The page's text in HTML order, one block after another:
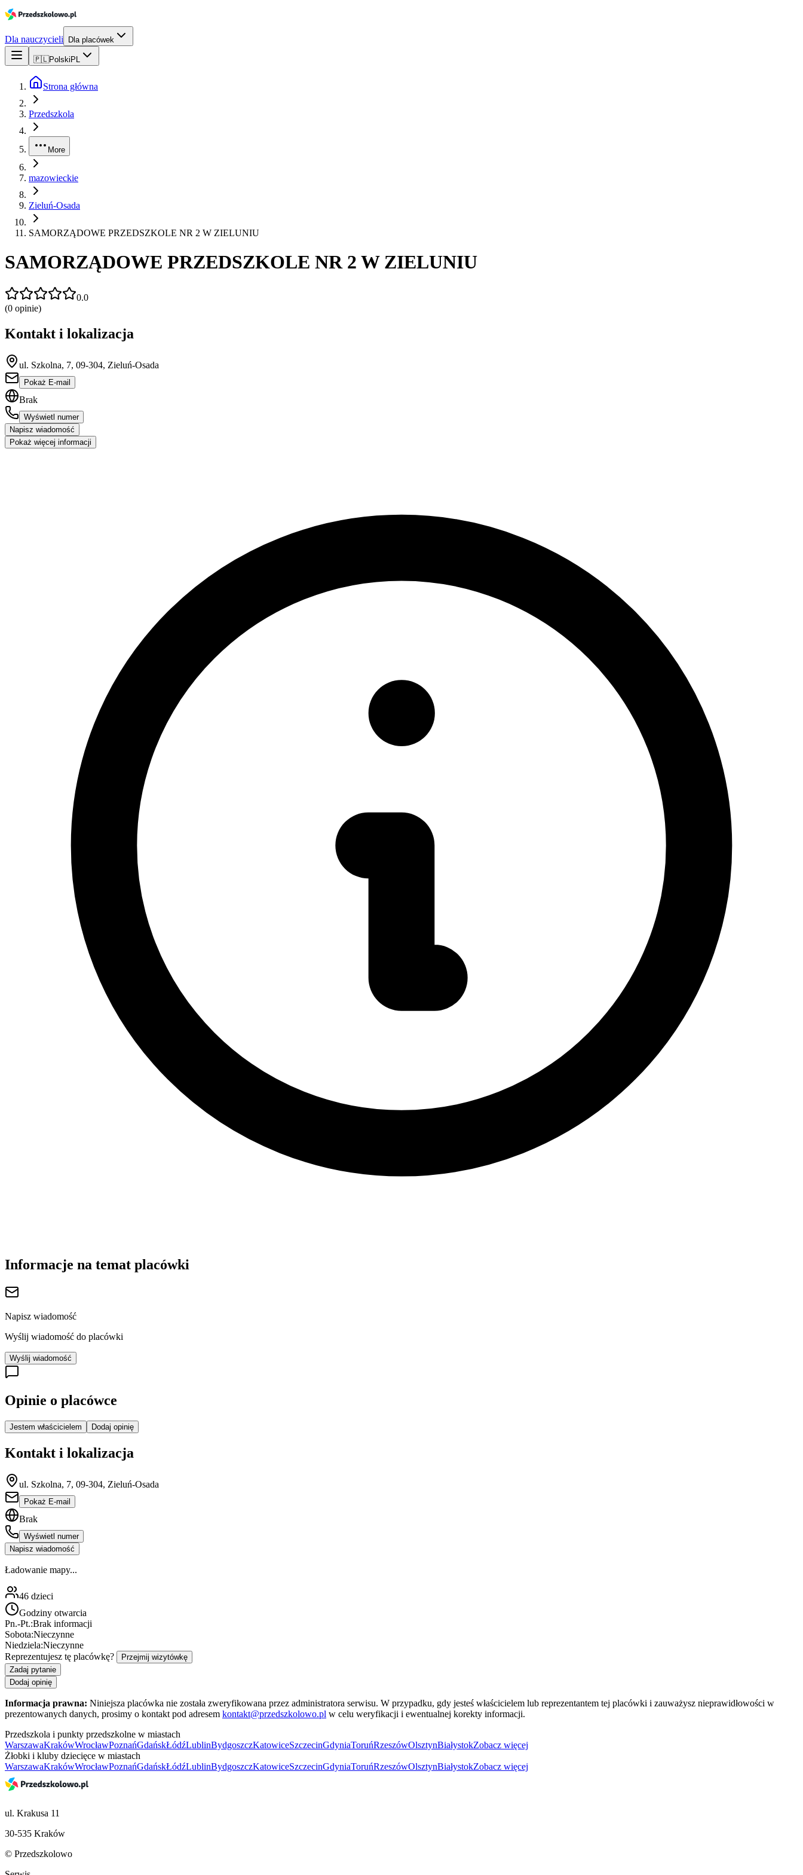
Dla nauczycieli Dla placówek
🇵🇱Polski PL
Strona główna
Przedszkola
More
mazowieckie
Zieluń-Osada
SAMORZĄDOWE PRZEDSZKOLE NR 2 W ZIELUNIU
SAMORZĄDOWE PRZEDSZKOLE NR 2 W ZIELUNIU
0.0
(0 opinie)
Kontakt i lokalizacja
ul. Szkolna, 7, 09-304, Zieluń-Osada
Pokaż E-mail
Brak
Wyświetl numer
Napisz wiadomość
Pokaż więcej informacji
Informacje na temat placówki
Napisz wiadomość
Wyślij wiadomość do placówki
Wyślij wiadomość
Opinie o placówce
Jestem właścicielem Dodaj opinię
Kontakt i lokalizacja
ul. Szkolna, 7, 09-304, Zieluń-Osada
Pokaż E-mail
Brak
Wyświetl numer
Napisz wiadomość
Ładowanie mapy...
46 dzieci
Godziny otwarcia
Pn.-Pt.:Brak informacji
Sobota:Nieczynne
Niedziela:Nieczynne
Reprezentujesz tę placówkę?
Przejmij wizytówkę
Zadaj pytanie
Dodaj opinię
Informacja prawna: Niniejsza placówka nie została zweryfikowana przez administratora serwisu. W przypadku, gdy jesteś właścicielem lub reprezentantem tej placówki i zauważysz nieprawidłowości w
prezentowanych danych, prosimy o kontakt pod adresem kontakt@przedszkolowo.pl w celu weryfikacji i ewentualnej korekty informacji.
Przedszkola i punkty przedszkolne w miastach
WarszawaKrakówWrocławPoznańGdańskŁódźLublinBydgoszczKatowiceSzczecinGdyniaToruńRzeszówOlsztynBiałystokZobacz więcej
Żłobki i kluby dziecięce w miastach
WarszawaKrakówWrocławPoznańGdańskŁódźLublinBydgoszczKatowiceSzczecinGdyniaToruńRzeszówOlsztynBiałystokZobacz więcej
ul. Krakusa 11
30-535 Kraków
© Przedszkolowo